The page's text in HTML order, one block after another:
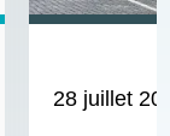
28 juillet